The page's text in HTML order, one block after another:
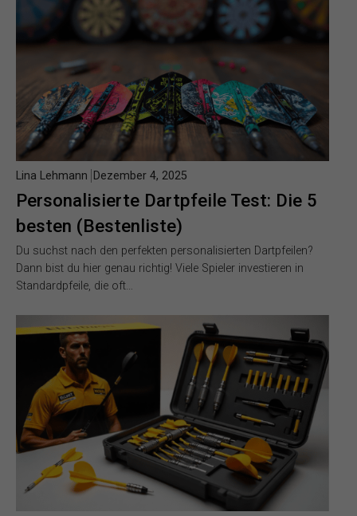
Personalisierte Dartpfeile Test: Die 5
besten (Bestenliste)
Lina Lehmann Dezember 4, 2025
Du suchst nach den perfekten personalisierten Dartpfeilen?
Dann bist du hier genau richtig! Viele Spieler investieren in
Standardpfeile, die oft…